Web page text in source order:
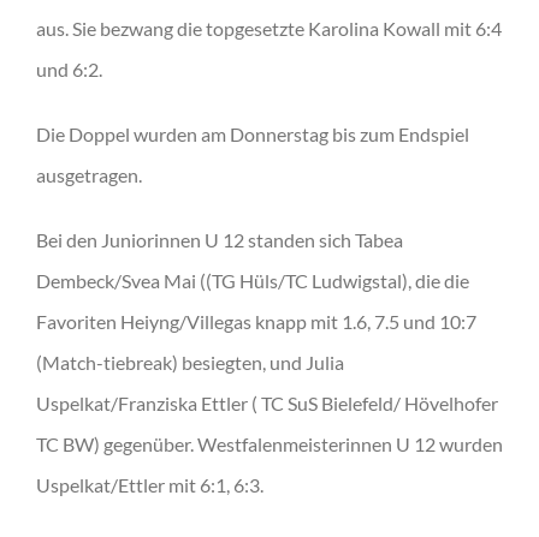
aus. Sie bezwang die topgesetzte Karolina Kowall mit 6:4
und 6:2.
Die Doppel wurden am Donnerstag bis zum Endspiel
ausgetragen.
Bei den Juniorinnen U 12 standen sich Tabea
Dembeck/Svea Mai ((TG Hüls/TC Ludwigstal), die die
Favoriten Heiyng/Villegas knapp mit 1.6, 7.5 und 10:7
(Match-tiebreak) besiegten, und Julia
Uspelkat/Franziska Ettler ( TC SuS Bielefeld/ Hövelhofer
TC BW) gegenüber. Westfalenmeisterinnen U 12 wurden
Uspelkat/Ettler mit 6:1, 6:3.